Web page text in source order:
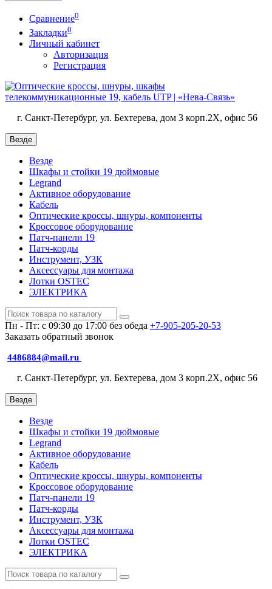
Сравнение0
Закладки0
Личный кабинет
Авторизация
Регистрация
г. Санкт-Петербург, ул. Бехтерева, дом 3 корп.2X, офис 56
Везде
Везде
Шкафы и стойки 19 дюймовые
Legrand
Активное оборудование
Кабель
Оптические кроссы, шнуры, компоненты
Кроссовое оборудование
Патч-панели 19
Патч-корды
Инструмент, УЗК
Аксессуары для монтажа
Лотки OSTEC
ЭЛЕКТРИКА
Пн - Пт: с 09:30 до 17:00 без обеда +7-905-205-20-53
Заказать обратный звонок
4486884@mail.ru
г. Санкт-Петербург, ул. Бехтерева, дом 3 корп.2X, офис 56
Везде
Везде
Шкафы и стойки 19 дюймовые
Legrand
Активное оборудование
Кабель
Оптические кроссы, шнуры, компоненты
Кроссовое оборудование
Патч-панели 19
Патч-корды
Инструмент, УЗК
Аксессуары для монтажа
Лотки OSTEC
ЭЛЕКТРИКА